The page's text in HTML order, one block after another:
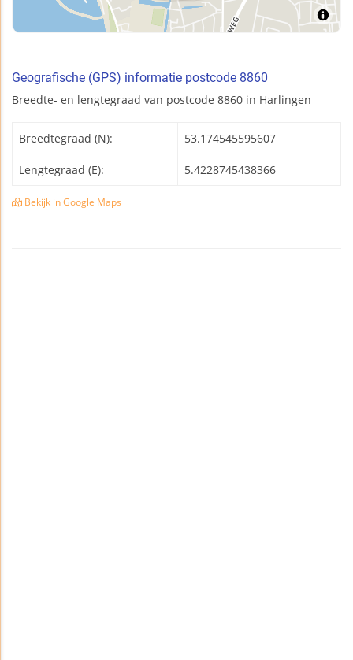
Geografische (GPS) informatie postcode 8860
Breedte- en lengtegraad van postcode 8860 in Harlingen
Breedtegraad (N): 53.174545595607
Lengtegraad (E): 5.4228745438366
Bekijk in Google Maps